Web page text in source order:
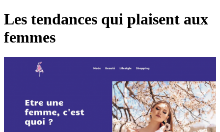
Les tendances qui plaisent aux
femmes